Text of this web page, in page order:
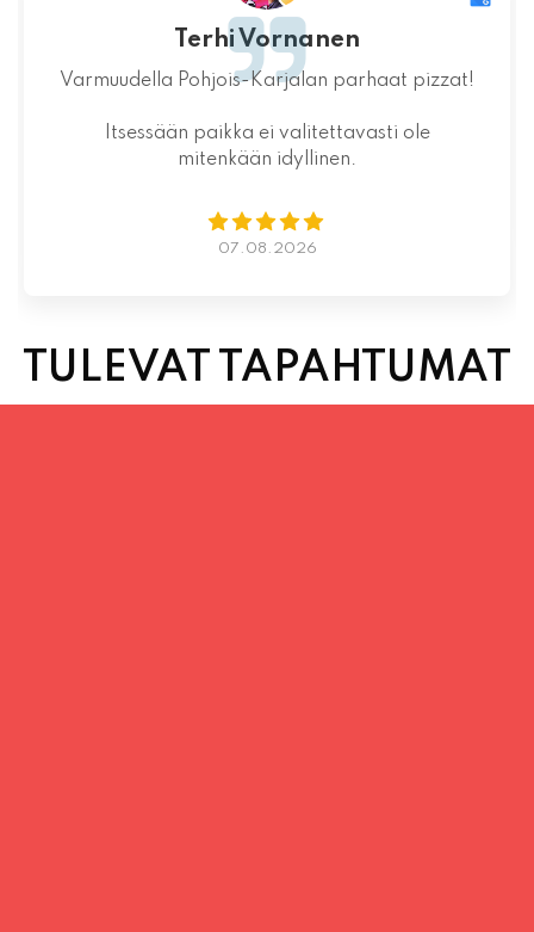
aineista.Jälkiruoka kruunasi maukkaan pizzan.